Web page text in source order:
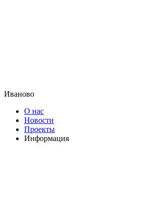
Иваново
О нас
Новости
Проекты
Информация